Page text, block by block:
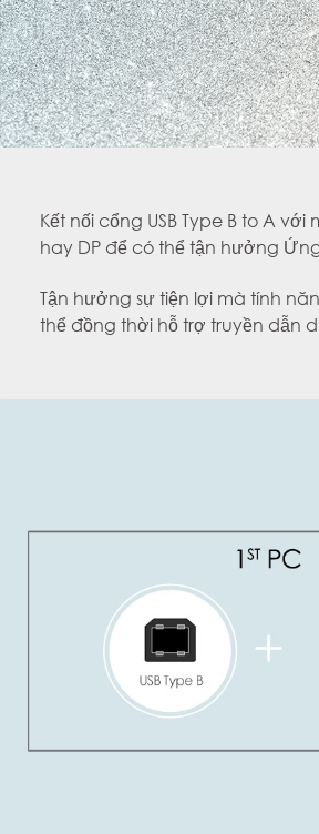
Kết nối cổng USB Type B to A
hay DP để có thể tận hưởng
Tận hưởng sự tiện lợi mà tính
thể đồng thời hỗ trợ truyền dẫn